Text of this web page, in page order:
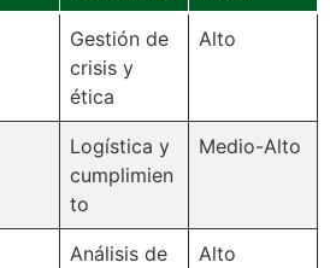
Gestión de
crisis y
ética
Alto
Logística y
cumplimien
to
Medio-Alto
Análisis de
Alto